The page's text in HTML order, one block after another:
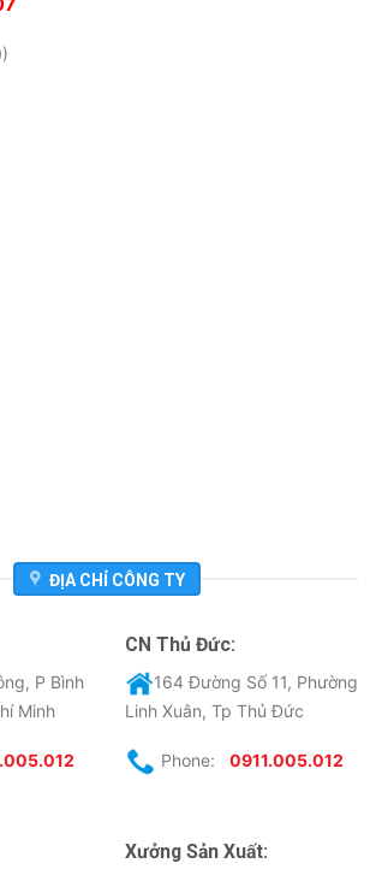
ĐỊA CHỈ CÔNG TY
P Bình
Minh
CN Thủ Đức:
164 Đường Số 11, Phường
Linh Xuân, Tp Thủ Đức
Phone: 0911.005.012
Xưởng Sản Xuất: